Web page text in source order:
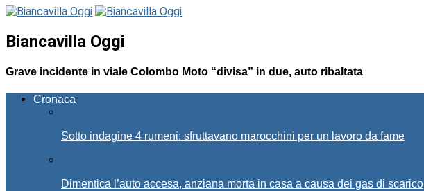
Biancavilla Oggi
Grave incidente in viale Colombo Moto “divisa” in due, auto ribaltata
Cronaca
Sotto indagine 4 rumeni: sfruttavano marocchini per un lavoro da fame
Dimentica l’auto accesa, anziana morta in casa a causa dei gas di scarico